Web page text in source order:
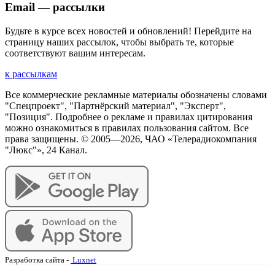
Email — рассылки
Будьте в курсе всех новостей и обновлений! Перейдите на
страницу наших рассылок, чтобы выбрать те, которые
соответствуют вашим интересам.
к рассылкам
Все коммерческие рекламные материалы обозначены словами
"Спецпроект", "Партнёрский материал", "Эксперт",
"Позиция". Подробнее о рекламе и правилах цитирования
можно ознакомиться в правилах пользования сайтом. Все
права защищены. © 2005—2026, ЧАО «Телерадиокомпания
"Люкс"», 24 Канал.
Разработка сайта - Luxnet